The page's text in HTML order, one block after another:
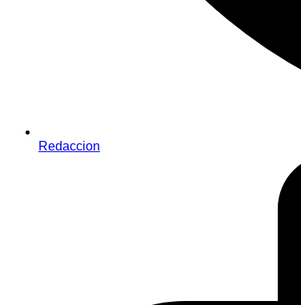
Redaccion